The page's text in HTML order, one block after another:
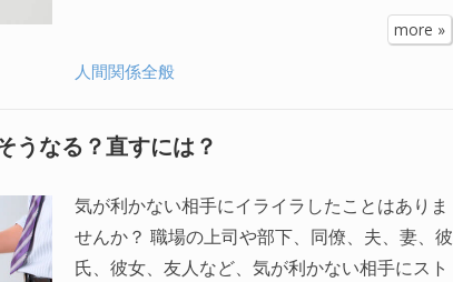
more »
人間関係全般
うなる？直すには？
気が利かない相手にイライラしたことはありま
せんか？ 職場の上司や部下、同僚、夫、妻、彼
氏、彼女、友人など、気が利かない相手にスト